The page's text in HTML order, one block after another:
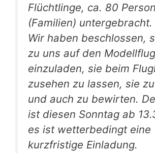
Flüchtlinge, ca. 80
(Familien) untergebracht.
Wir haben beschlossen,
zu uns auf den
einzuladen, sie beim
zusehen zu lassen, sie
und auch zu bewirten.
ist diesen Sonntag ab
es ist wetterbedingt eine
kurzfristige Einladung.